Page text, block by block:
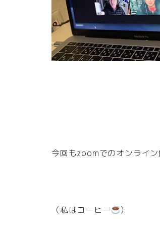
今回もzoomでのオンライン
（私はコーヒー ）